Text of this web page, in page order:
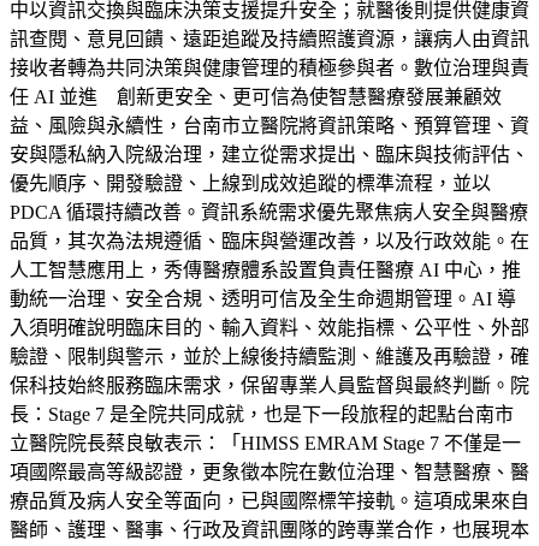
中以資訊交換與臨床決策支援提升安全；就醫後則提供健康資
訊查閱、意見回饋、遠距追蹤及持續照護資源，讓病人由資訊
接收者轉為共同決策與健康管理的積極參與者。數位治理與責
任 AI 並進 創新更安全、更可信為使智慧醫療發展兼顧效
益、風險與永續性，台南市立醫院將資訊策略、預算管理、資
安與隱私納入院級治理，建立從需求提出、臨床與技術評估、
優先順序、開發驗證、上線到成效追蹤的標準流程，並以
PDCA 循環持續改善。資訊系統需求優先聚焦病人安全與醫療
品質，其次為法規遵循、臨床與營運改善，以及行政效能。在
人工智慧應用上，秀傳醫療體系設置負責任醫療 AI 中心，推
動統一治理、安全合規、透明可信及全生命週期管理。AI 導
入須明確說明臨床目的、輸入資料、效能指標、公平性、外部
驗證、限制與警示，並於上線後持續監測、維護及再驗證，確
保科技始終服務臨床需求，保留專業人員監督與最終判斷。院
長：Stage 7 是全院共同成就，也是下一段旅程的起點台南市
立醫院院長蔡良敏表示：「HIMSS EMRAM Stage 7 不僅是一
項國際最高等級認證，更象徵本院在數位治理、智慧醫療、醫
療品質及病人安全等面向，已與國際標竿接軌。這項成果來自
醫師、護理、醫事、行政及資訊團隊的跨專業合作，也展現本